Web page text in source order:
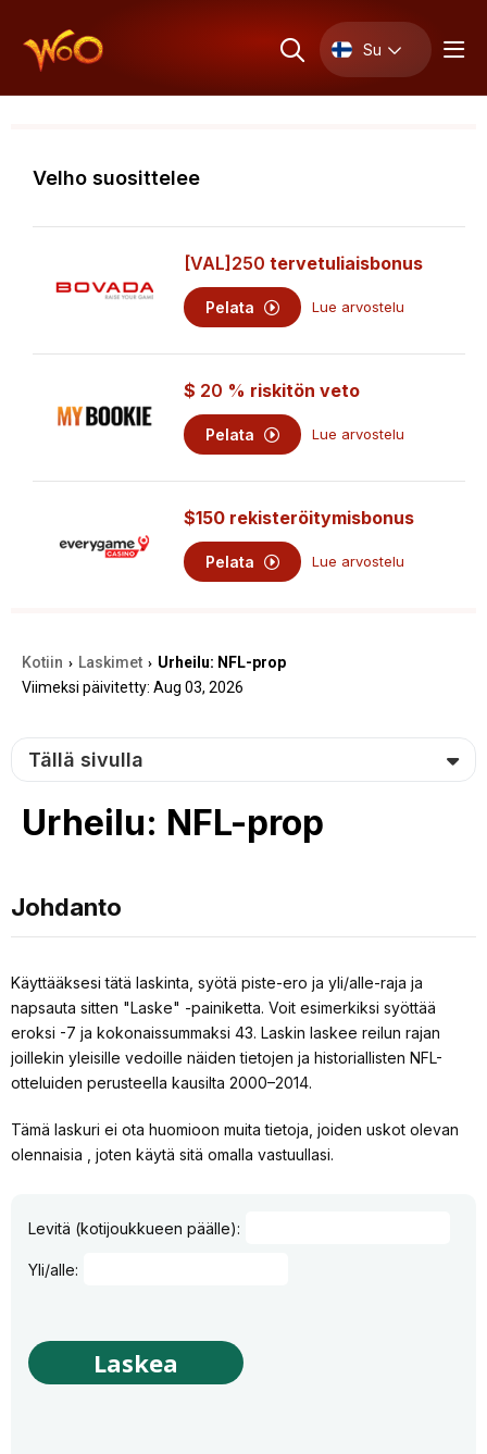
Su
Velho suosittelee
[VAL]250 tervetuliaisbonus
Pelata Lue arvostelu
$ 20 % riskitön veto
Pelata Lue arvostelu
$150 rekisteröitymisbonus
Pelata Lue arvostelu
Kotiin › Laskimet › Urheilu: NFL-prop
Viimeksi päivitetty: Aug 03, 2026
Tällä sivulla
Urheilu: NFL-prop
Johdanto
Käyttääksesi tätä laskinta, syötä piste-ero ja yli/alle-raja ja
napsauta sitten "Laske" -painiketta. Voit esimerkiksi syöttää
eroksi -7 ja kokonaissummaksi 43. Laskin laskee reilun rajan
joillekin yleisille vedoille näiden tietojen ja historiallisten NFL-
otteluiden perusteella kausilta 2000–2014.
Tämä laskuri ei ota huomioon muita tietoja, joiden uskot olevan
olennaisia ​​, joten käytä sitä omalla vastuullasi.
Levitä (kotijoukkueen päälle):
Yli/alle: